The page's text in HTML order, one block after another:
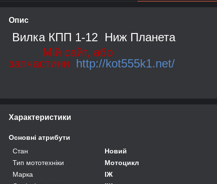
Опис
Вилка КПП 1-12 Ниж Планета
Мій сайт, або
запчастини http://kot555k1.net/
Характеристики
Основні атрибути
Стан
Новий
Тип мототехніки
Мотоцикл
Марка
ІЖ